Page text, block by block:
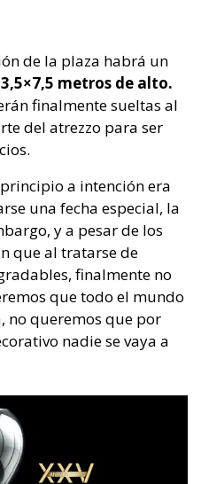
de la plaza habrá un
metros de alto.
finalmente sueltas al
del atrezzo para ser
a intención era
una fecha especial, la
y a pesar de los
que al tratarse de
finalmente no
que todo el mundo
no queremos que por
nadie se vaya a